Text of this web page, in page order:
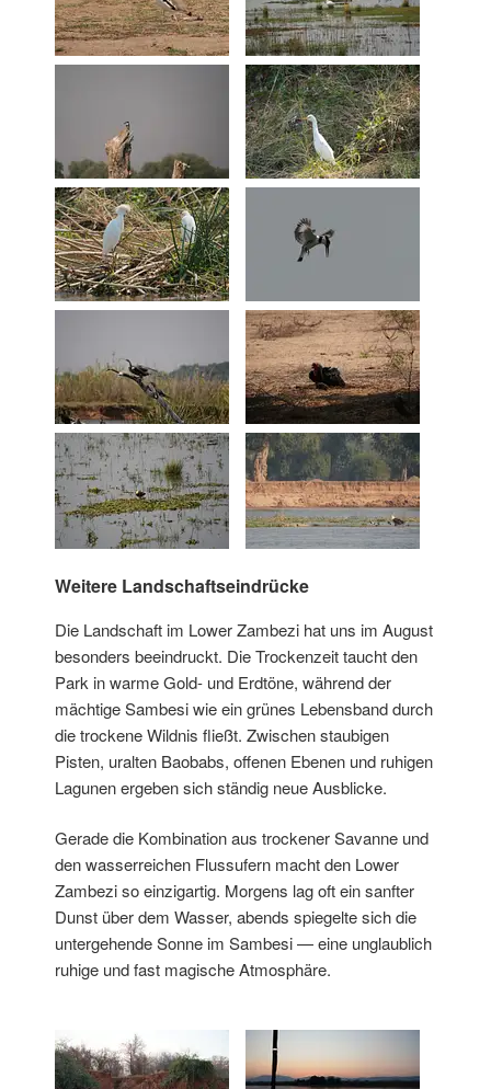
Weitere Landschaftseindrücke
Die Landschaft im Lower Zambezi hat uns im August
besonders beeindruckt. Die Trockenzeit taucht den
Park in warme Gold- und Erdtöne, während der
mächtige Sambesi wie ein grünes Lebensband durch
die trockene Wildnis fließt. Zwischen staubigen
Pisten, uralten Baobabs, offenen Ebenen und ruhigen
Lagunen ergeben sich ständig neue Ausblicke.
Gerade die Kombination aus trockener Savanne und
den wasserreichen Flussufern macht den Lower
Zambezi so einzigartig. Morgens lag oft ein sanfter
Dunst über dem Wasser, abends spiegelte sich die
untergehende Sonne im Sambesi — eine unglaublich
ruhige und fast magische Atmosphäre.